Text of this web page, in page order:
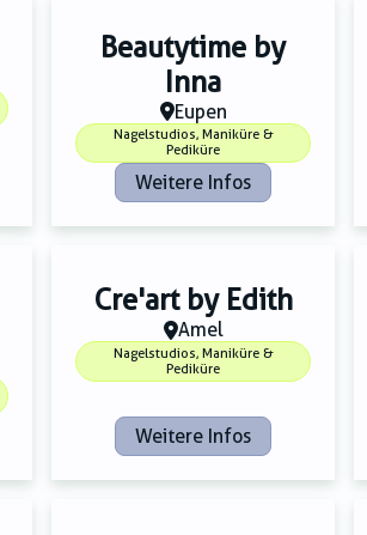
Beautytime by
Inna
Eupen
Nagelstudios, Maniküre &
Pediküre
Weitere Infos
Cre'art by Edith
Amel
Nagelstudios, Maniküre &
Pediküre
Weitere Infos